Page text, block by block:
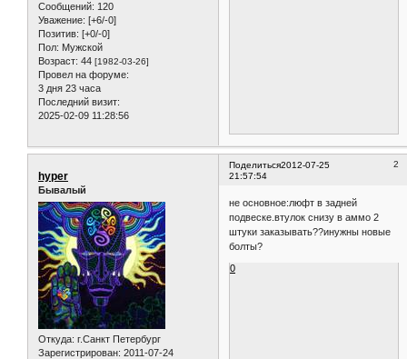
Сообщений: 120
Уважение: [+6/-0]
Позитив: [+0/-0]
Пол: Мужской
Возраст: 44 [1982-03-26]
Провел на форуме:
3 дня 23 часа
Последний визит:
2025-02-09 11:28:56
Поделиться 2
2012-07-25
21:57:54
hyper
Бывалый
Откуда: г.Санкт Петербург
Зарегистрирован: 2011-07-24
не основное:люфт в задней
подвеске.втулок снизу в аммо 2
штуки заказывать??инужны новые
болты?
0